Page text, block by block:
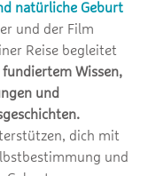
natürliche Geburt
und der Film
Reise begleitet
fundiertem Wissen,
und
dich mit
und